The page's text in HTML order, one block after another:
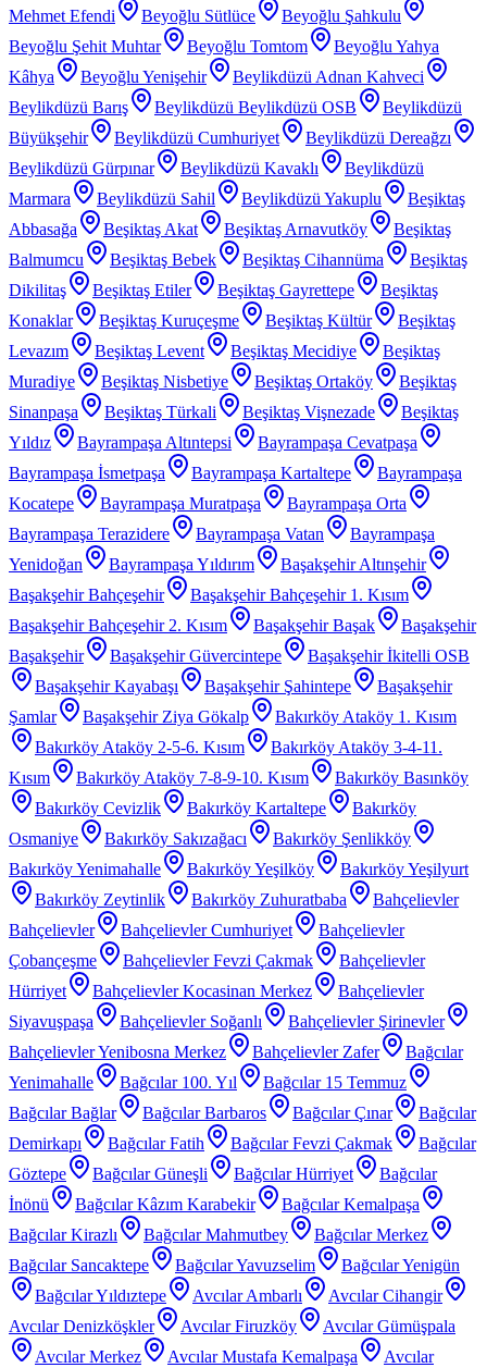
Mehmet Efendi
Beyoğlu Sütlüce
Beyoğlu Şahkulu
Beyoğlu Şehit Muhtar
Beyoğlu Tomtom
Beyoğlu Yahya
Kâhya
Beyoğlu Yenişehir
Beylikdüzü Adnan Kahveci
Beylikdüzü Barış
Beylikdüzü Beylikdüzü OSB
Beylikdüzü
Büyükşehir
Beylikdüzü Cumhuriyet
Beylikdüzü Dereağzı
Beylikdüzü Gürpınar
Beylikdüzü Kavaklı
Beylikdüzü
Marmara
Beylikdüzü Sahil Beylikdüzü Yakuplu
Beşiktaş
Abbasağa
Beşiktaş Akat Beşiktaş Arnavutköy
Beşiktaş
Balmumcu
Beşiktaş Bebek Beşiktaş Cihannüma
Beşiktaş
Dikilitaş
Beşiktaş Etiler Beşiktaş Gayrettepe
Beşiktaş
Konaklar
Beşiktaş Kuruçeşme Beşiktaş Kültür
Beşiktaş
Levazım
Beşiktaş Levent Beşiktaş Mecidiye
Beşiktaş
Muradiye
Beşiktaş Nisbetiye Beşiktaş Ortaköy
Beşiktaş
Sinanpaşa
Beşiktaş Türkali Beşiktaş Vişnezade
Beşiktaş
Yıldız
Bayrampaşa Altıntepsi
Bayrampaşa Cevatpaşa
Bayrampaşa İsmetpaşa
Bayrampaşa Kartaltepe
Bayrampaşa
Kocatepe
Bayrampaşa Muratpaşa
Bayrampaşa Orta
Bayrampaşa Terazidere
Bayrampaşa Vatan
Bayrampaşa
Yenidoğan
Bayrampaşa Yıldırım
Başakşehir Altınşehir
Başakşehir Bahçeşehir
Başakşehir Bahçeşehir 1. Kısım
Başakşehir Bahçeşehir 2. Kısım
Başakşehir Başak
Başakşehir
Başakşehir
Başakşehir Güvercintepe
Başakşehir İkitelli OSB
Başakşehir Kayabaşı
Başakşehir Şahintepe
Başakşehir
Şamlar
Başakşehir Ziya Gökalp
Bakırköy Ataköy 1. Kısım
Bakırköy Ataköy 2-5-6. Kısım
Bakırköy Ataköy 3-4-11.
Kısım
Bakırköy Ataköy 7-8-9-10. Kısım
Bakırköy Basınköy
Bakırköy Cevizlik
Bakırköy Kartaltepe
Bakırköy
Osmaniye
Bakırköy Sakızağacı
Bakırköy Şenlikköy
Bakırköy Yenimahalle
Bakırköy Yeşilköy
Bakırköy Yeşilyurt
Bakırköy Zeytinlik
Bakırköy Zuhuratbaba
Bahçelievler
Bahçelievler
Bahçelievler Cumhuriyet
Bahçelievler
Çobançeşme
Bahçelievler Fevzi Çakmak
Bahçelievler
Hürriyet
Bahçelievler Kocasinan Merkez
Bahçelievler
Siyavuşpaşa
Bahçelievler Soğanlı
Bahçelievler Şirinevler
Bahçelievler Yenibosna Merkez
Bahçelievler Zafer
Bağcılar
Yenimahalle
Bağcılar 100. Yıl
Bağcılar 15 Temmuz
Bağcılar Bağlar
Bağcılar Barbaros Bağcılar Çınar
Bağcılar
Demirkapı
Bağcılar Fatih Bağcılar Fevzi Çakmak
Bağcılar
Göztepe
Bağcılar Güneşli Bağcılar Hürriyet
Bağcılar
İnönü
Bağcılar Kâzım Karabekir
Bağcılar Kemalpaşa
Bağcılar Kirazlı
Bağcılar Mahmutbey
Bağcılar Merkez
Bağcılar Sancaktepe
Bağcılar Yavuzselim
Bağcılar Yenigün
Bağcılar Yıldıztepe
Avcılar Ambarlı
Avcılar Cihangir
Avcılar Denizköşkler
Avcılar Firuzköy
Avcılar Gümüşpala
Avcılar Merkez
Avcılar Mustafa Kemalpaşa Avcılar